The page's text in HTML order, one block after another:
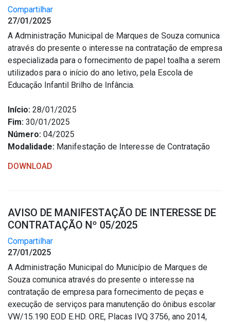
Compartilhar
27/01/2025
A Administração Municipal de Marques de Souza comunica
através do presente o interesse na contratação de empresa
especializada para o fornecimento de papel toalha a serem
utilizados para o início do ano letivo, pela Escola de
Educação Infantil Brilho de Infância.
Início: 28/01/2025
Fim: 30/01/2025
Número: 04/2025
Modalidade: Manifestação de Interesse de Contratação
DOWNLOAD
AVISO DE MANIFESTAÇÃO DE INTERESSE DE
CONTRATAÇÃO Nº 05/2025
Compartilhar
27/01/2025
A Administração Municipal do Município de Marques de
Souza comunica através do presente o interesse na
contratação de empresa para fornecimento de peças e
execução de serviços para manutenção do ônibus escolar
VW/15.190 EOD E.HD. ORE, Placas IVQ 3756, ano 2014,